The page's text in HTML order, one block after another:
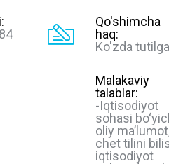
Qo'shimcha
haq:
Ko'zda
Malakaviy
talablar:
-Iqtisodiyot
sohasi
oliy
chet tilini
iqtisodiyot